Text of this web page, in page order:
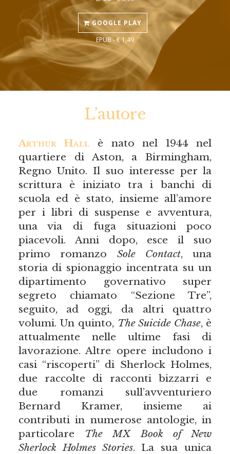
GOOGLE PLAY
EPUB - € 1,49
L’autore
Arthur Hall è nato nel 1944 nel
quartiere di Aston, a Birmingham,
Regno Unito. Il suo interesse per la
scrittura è iniziato tra i banchi di
scuola ed è stato, insieme all’amore
per i libri di suspense e avventura,
una via di fuga situazioni poco
piacevoli. Anni dopo, esce il suo
primo romanzo Sole Contact, una
storia di spionaggio incentrata su un
dipartimento governativo super
segreto chiamato “Sezione Tre”,
seguito, ad oggi, da altri quattro
volumi. Un quinto, The Suicide Chase, è
attualmente nelle ultime fasi di
lavorazione. Altre opere includono i
casi “riscoperti” di Sherlock Holmes,
due raccolte di racconti bizzarri e
due romanzi sull’avventuriero
Bernard Kramer, insieme ai
contributi in numerose antologie, in
particolare The MX Book of New
Sherlock Holmes Stories. La sua unica